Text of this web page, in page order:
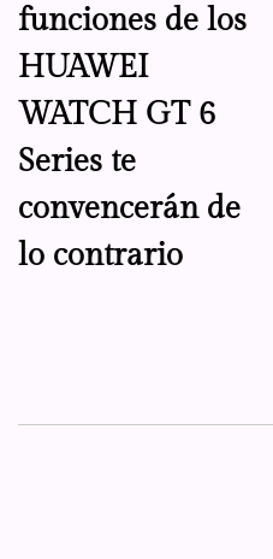
funciones de los
HUAWEI
WATCH GT 6
Series te
convencerán de
lo contrario